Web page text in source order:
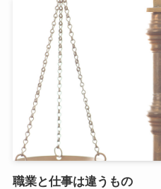
職業と仕事は違うもの